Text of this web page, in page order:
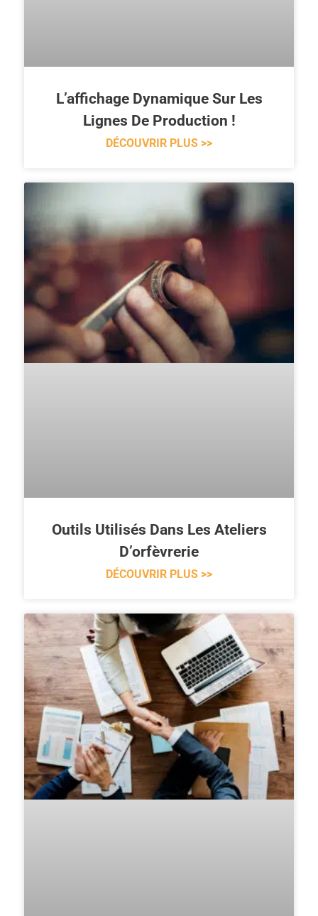
L’affichage Dynamique Sur Les
Lignes De Production !
DÉCOUVRIR PLUS >>
Outils Utilisés Dans Les Ateliers
D’orfèvrerie
DÉCOUVRIR PLUS >>